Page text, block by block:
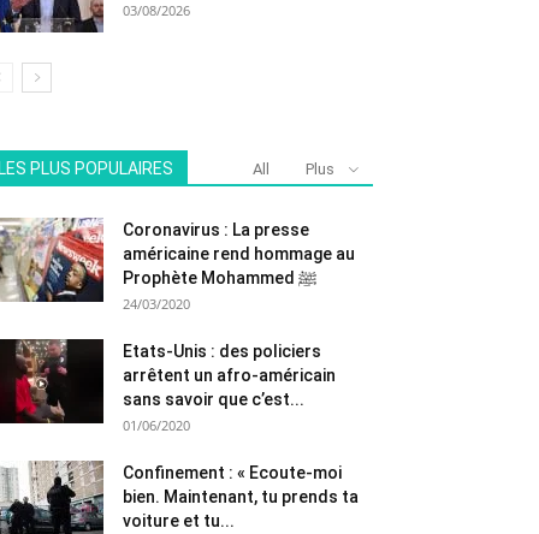
03/08/2026
LES PLUS POPULAIRES All Plus
Coronavirus : La presse
américaine rend hommage au
Prophète Mohammed ﷺ
24/03/2020
Etats-Unis : des policiers
arrêtent un afro-américain
sans savoir que c’est...
01/06/2020
Confinement : « Ecoute-moi
bien. Maintenant, tu prends ta
voiture et tu...